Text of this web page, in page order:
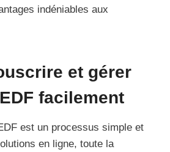
indéniables aux
et gérer
facilement
est un processus simple et
en ligne, toute la